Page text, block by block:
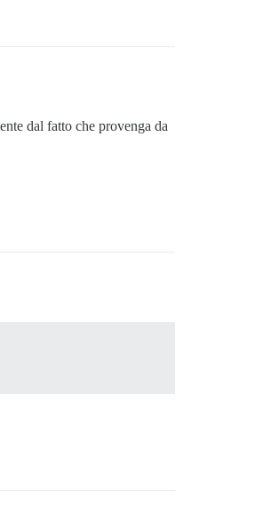
dal fatto che provenga da